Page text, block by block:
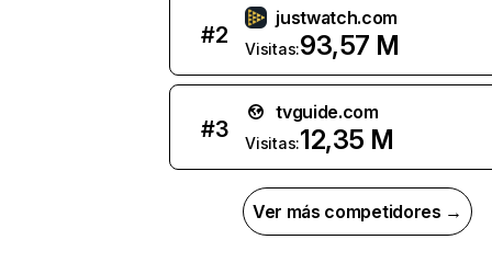
#2
justwatch.com
Visitas:93,57 M
#3
tvguide.com
Visitas:12,35 M
Ver más competidores →